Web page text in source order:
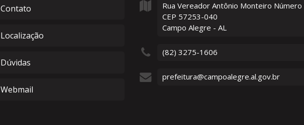
Contato
Localização
Dúvidas
Webmail
Rua Vereador Antônio Monteiro Número
CEP 57253-040
Campo Alegre - AL
(82) 3275-1606
prefeitura@campoalegre.al.gov.br